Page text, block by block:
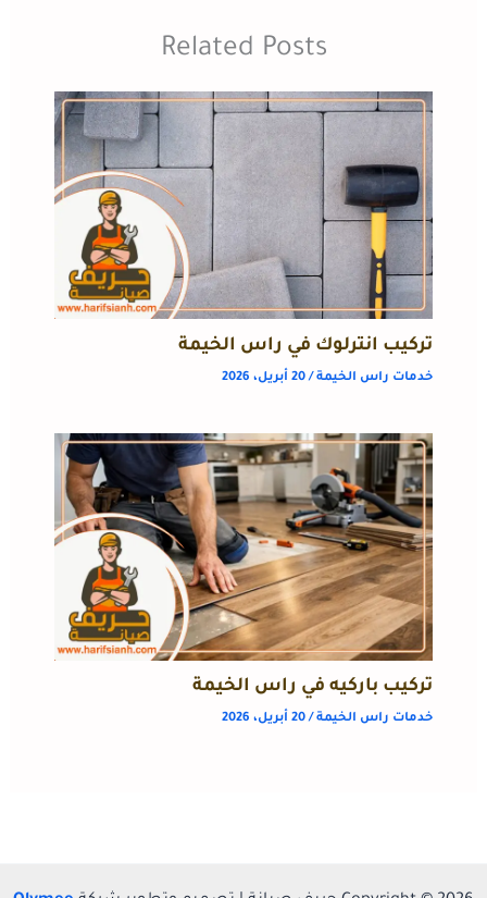
Related Posts
تركيب انترلوك في راس الخيمة
خدمات راس الخيمة/20 أبريل، 2026
تركيب باركيه في راس الخيمة
خدمات راس الخيمة/20 أبريل، 2026